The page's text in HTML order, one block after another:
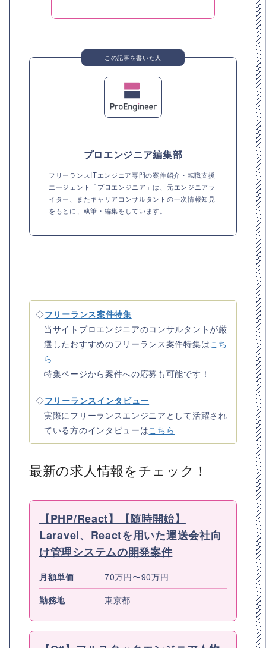
この記事を書いた人
プロエンジニア編集部
フリーランスITエンジニア専門の案件紹介・転職支援
エージェント「プロエンジニア」は、元エンジニアラ
イター、またキャリアコンサルタントの一次情報知見
をもとに、執筆・編集をしています。
◇フリーランス案件特集
当サイトプロエンジニアのコンサルタントが厳
選したおすすめのフリーランス案件特集はこち
ら
特集ページから案件への応募も可能です！
◇フリーランスインタビュー
実際にフリーランスエンジニアとして活躍され
ている方のインタビューはこちら
最新の求人情報をチェック！
【PHP/React】【随時開始】
Laravel、Reactを用いた運送会社向
け管理システムの開発案件
月額単価
70万円〜90万円
勤務地
東京都